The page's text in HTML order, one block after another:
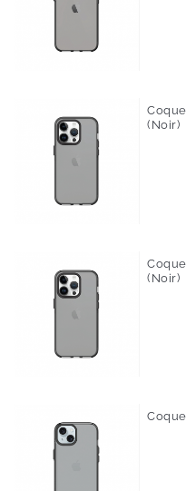
(noir)
(noir)